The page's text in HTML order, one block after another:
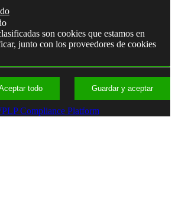
son cookies que estamos en
junto con los proveedores de cookies
todo Guardar y aceptar
Compliance Platform